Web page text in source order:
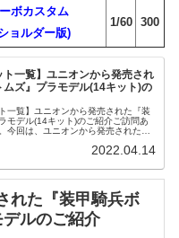
ボカスタム
ョルダー版)
1/60 300
ト一覧】ユニオンから発売され
ムズ』プラモデル(14キット)の
一覧】ユニオンから発売された『装
モデル(14キット)のご紹介ご訪問あ
今回は、ユニオンから発売された
2022.04.14
れた『装甲騎兵ボ
デルのご紹介